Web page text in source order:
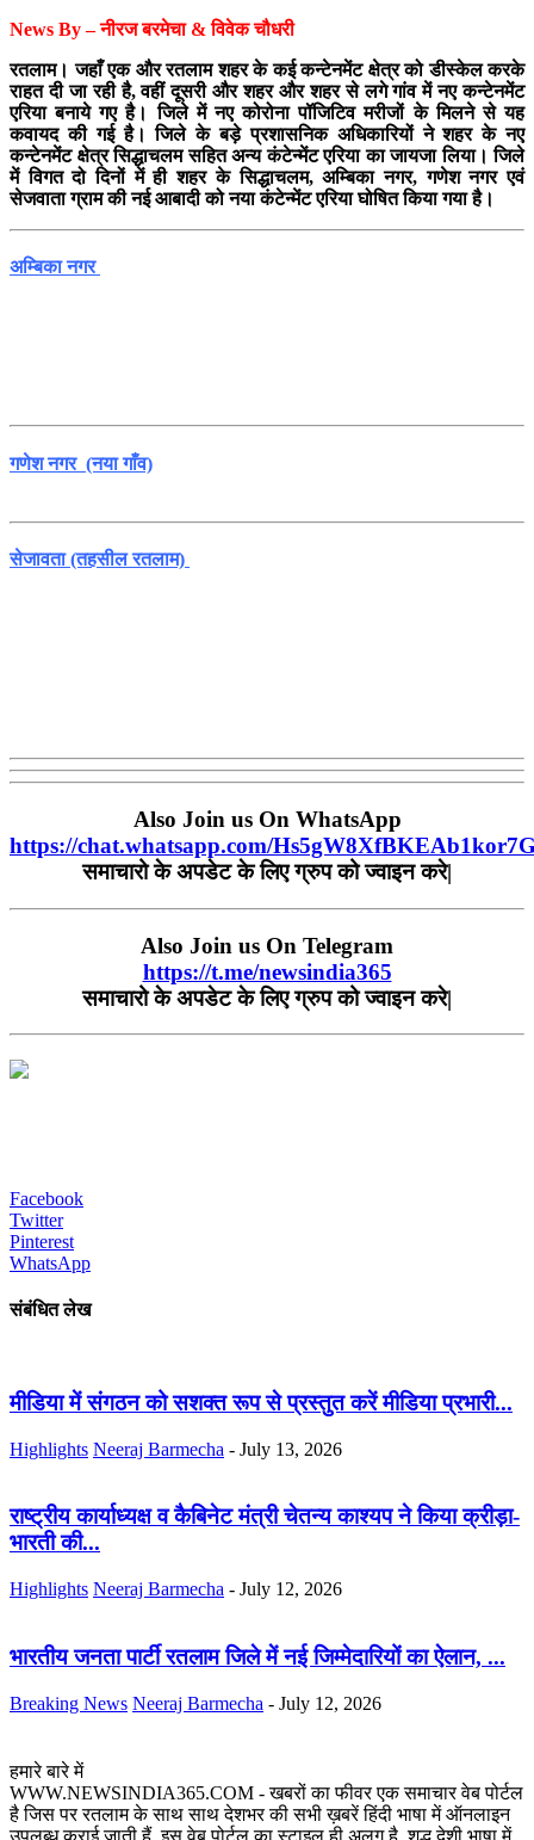
News By – नीरज बरमेचा & विवेक चौधरी
रतलाम। जहाँ एक और रतलाम शहर के कई कन्टेनमेंट क्षेत्र को डीस्केल करके
राहत दी जा रही है, वहीं दूसरी और शहर और शहर से लगे गांव में नए कन्टेनमेंट
एरिया बनाये गए है। जिले में नए कोरोना पॉजिटिव मरीजों के मिलने से यह
कवायद की गई है। जिले के बड़े प्रशासनिक अधिकारियों ने शहर के नए
कन्टेनमेंट क्षेत्र सिद्धाचलम सहित अन्य कंटेन्मेंट एरिया का जायजा लिया। जिले
में विगत दो दिनों में ही शहर के सिद्धाचलम, अम्बिका नगर, गणेश नगर एवं
सेजवाता ग्राम की नई आबादी को नया कंटेन्मेंट एरिया घोषित किया गया है।
अम्बिका नगर
गणेश नगर (नया गाँव)
सेजावता (तहसील रतलाम)
Also Join us On WhatsApp
https://chat.whatsapp.com/
समाचारो के अपडेट के लिए ग्रुप को ज्वाइन करे|
Also Join us On Telegram
https://t.me/newsindia365
समाचारो के अपडेट के लिए ग्रुप को ज्वाइन करे|
Facebook
Twitter
Pinterest
WhatsApp
संबंधित लेख
मीडिया में संगठन को सशक्त रूप से प्रस्तुत करें मीडिया प्रभारी...
Highlights Neeraj Barmecha - July 13, 2026
राष्ट्रीय कार्याध्यक्ष व कैबिनेट मंत्री चेतन्य काश्यप ने किया क्रीड़ा-
भारती की...
Highlights Neeraj Barmecha - July 12, 2026
भारतीय जनता पार्टी रतलाम जिले में नई जिम्मेदारियों का ऐलान, ...
Breaking News Neeraj Barmecha - July 12, 2026
हमारे बारे में
WWW.NEWSINDIA365.COM - खबरों का फीवर एक समाचार वेब पोर्टल
है जिस पर रतलाम के साथ साथ देशभर की सभी ख़बरें हिंदी भाषा में ऑनलाइन
उपलब्ध कराई जाती हैं, इस वेब पोर्टल का स्टाइल ही अलग है, शुद्ध देशी भाषा में